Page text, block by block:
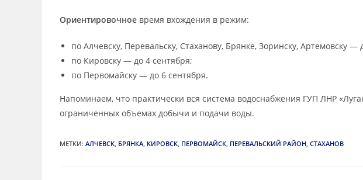
Ориентировочное время вхождения в режим:
по Алчевску, Перевальску, Стаханову, Брянке, Зоринску, Артемовску —
по Кировску — до 4 сентября;
по Первомайску — до 6 сентября.
Напоминаем, что практически вся система водоснабжения ГУП ЛНР
ограниченных объемах добычи и подачи воды.
МЕТКИ: АЛЧЕВСК, БРЯНКА, КИРОВСК, ПЕРВОМАЙСК, ПЕРЕВАЛЬСКИЙ РАЙОН, СТАХАНОВ